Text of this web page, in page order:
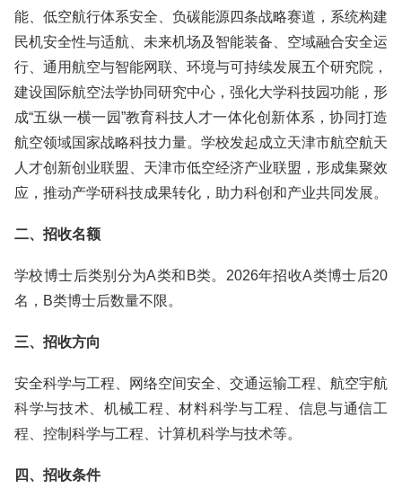
能、低空航行体系安全、负碳能源四条战略赛道，系统构建
民机安全性与适航、未来机场及智能装备、空域融合安全运
行、通用航空与智能网联、环境与可持续发展五个研究院，
建设国际航空法学协同研究中心，强化大学科技园功能，形
成“五纵一横一园”教育科技人才一体化创新体系，协同打造
航空领域国家战略科技力量。学校发起成立天津市航空航天
人才创新创业联盟、天津市低空经济产业联盟，形成集聚效
应，推动产学研科技成果转化，助力科创和产业共同发展。
二、招收名额
学校博士后类别分为A类和B类。2026年招收A类博士后20
名，B类博士后数量不限。
三、招收方向
安全科学与工程、网络空间安全、交通运输工程、航空宇航
科学与技术、机械工程、材料科学与工程、信息与通信工
程、控制科学与工程、计算机科学与技术等。
四、招收条件